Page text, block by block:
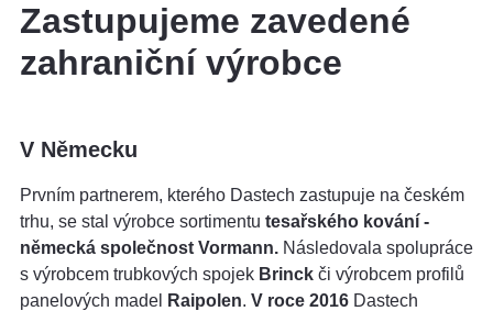
Zastupujeme zavedené
zahraniční výrobce
V Německu
Prvním partnerem, kterého Dastech zastupuje na českém
trhu, se stal výrobce sortimentu tesařského kování -
německá společnost Vormann. Následovala spolupráce
s výrobcem trubkových spojek Brinck či výrobcem profilů
panelových madel
Raipolen. V roce 2016 Dastech